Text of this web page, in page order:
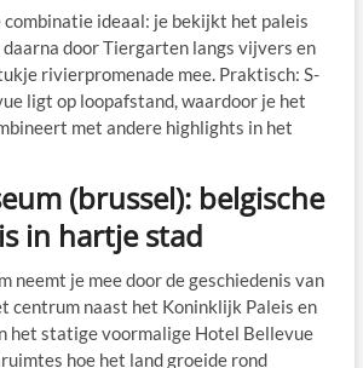
combinatie ideaal: je bekijkt het paleis
door Tiergarten langs vijvers en
rivierpromenade mee. Praktisch: S-
ligt op loopafstand, waardoor je het
met andere highlights in het
(brussel): belgische
in hartje stad
neemt je mee door de geschiedenis van
centrum naast het Koninklijk Paleis en
het statige voormalige Hotel Bellevue
hoe het land groeide rond